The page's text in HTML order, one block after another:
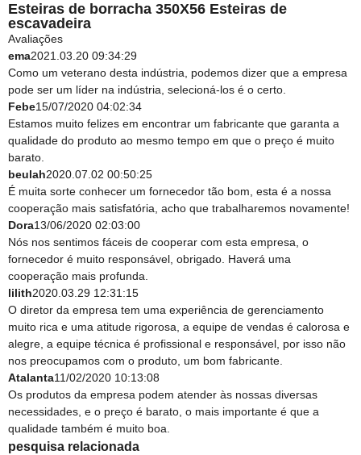
Esteiras de borracha 350X56 Esteiras de
escavadeira
Avaliações
ema2021.03.20 09:34:29
Como um veterano desta indústria, podemos dizer que a empresa
pode ser um líder na indústria, selecioná-los é o certo.
Febe15/07/2020 04:02:34
Estamos muito felizes em encontrar um fabricante que garanta a
qualidade do produto ao mesmo tempo em que o preço é muito
barato.
beulah2020.07.02 00:50:25
É muita sorte conhecer um fornecedor tão bom, esta é a nossa
cooperação mais satisfatória, acho que trabalharemos novamente!
Dora13/06/2020 02:03:00
Nós nos sentimos fáceis de cooperar com esta empresa, o
fornecedor é muito responsável, obrigado. Haverá uma
cooperação mais profunda.
lilith2020.03.29 12:31:15
O diretor da empresa tem uma experiência de gerenciamento
muito rica e uma atitude rigorosa, a equipe de vendas é calorosa e
alegre, a equipe técnica é profissional e responsável, por isso não
nos preocupamos com o produto, um bom fabricante.
Atalanta11/02/2020 10:13:08
Os produtos da empresa podem atender às nossas diversas
necessidades, e o preço é barato, o mais importante é que a
qualidade também é muito boa.
pesquisa relacionada